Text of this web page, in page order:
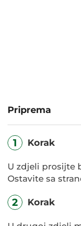
Priprema
1 Korak
U zdjeli prosijte
Ostavite sa
2 Korak